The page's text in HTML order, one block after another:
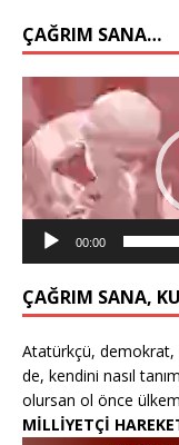
ÇAĞRIM SANA…
oynatıcı
00:00
ÇAĞRIM SANA,
Atatürkçü, demokrat,
de, kendini nasıl
olursan ol önce
MİLLİYETÇİ